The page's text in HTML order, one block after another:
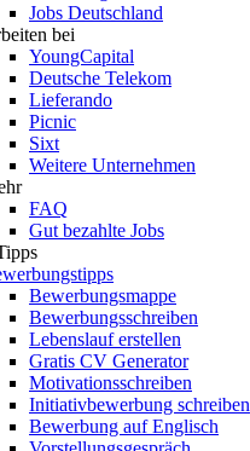
Jobs Deutschland
bei
YoungCapital
Deutsche Telekom
Lieferando
Picnic
Sixt
Weitere Unternehmen
FAQ
Gut bezahlte Jobs
Bewerbungsmappe
Bewerbungsschreiben
Lebenslauf erstellen
Gratis CV Generator
Motivationsschreiben
Initiativbewerbung schreiben
Bewerbung auf Englisch